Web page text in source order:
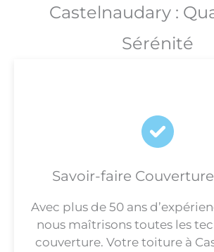
Castelnaudary :
Sérénité
Savoir-faire
Avec plus de 50 ans
nous maîtrisons toutes les
couverture. Votre toiture à